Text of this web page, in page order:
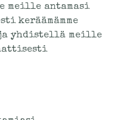
meille antamasi
keräämämme
ja yhdistellä meille